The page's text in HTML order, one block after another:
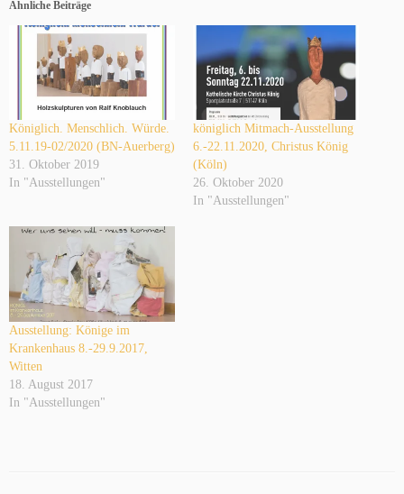
Ähnliche Beiträge
Königlich. Menschlich. Würde.
5.11.19-02/2020 (BN-Auerberg)
31. Oktober 2019
In "Ausstellungen"
königlich Mitmach-Ausstellung
6.-22.11.2020, Christus König
(Köln)
26. Oktober 2020
In "Ausstellungen"
Ausstellung: Könige im
Krankenhaus 8.-29.9.2017,
Witten
18. August 2017
In "Ausstellungen"